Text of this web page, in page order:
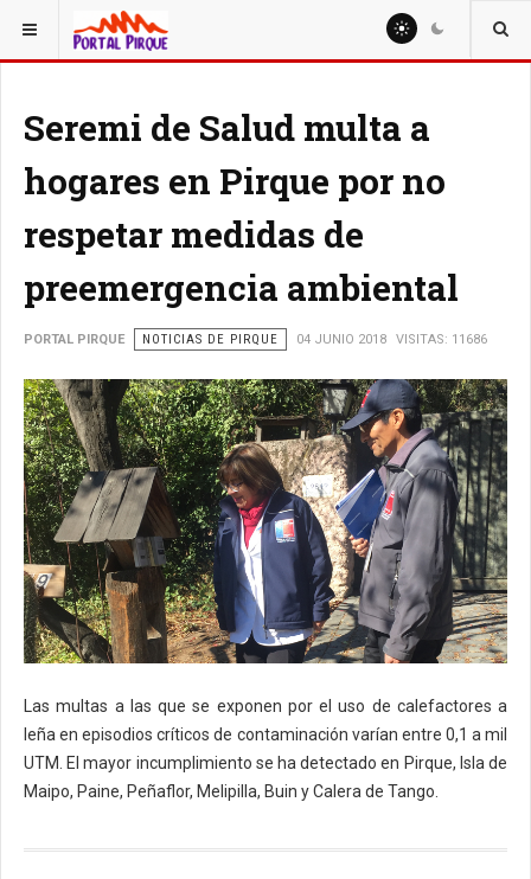
ESTÁ AQUÍ: NOTICIAS
Seremi de Salud multa a
hogares en Pirque por no
respetar medidas de
preemergencia ambiental
PORTAL PIRQUE NOTICIAS DE PIRQUE 04 JUNIO 2018 VISITAS: 11686
Las multas a las que se exponen por el uso de calefactores a
leña en episodios críticos de contaminación varían entre 0,1 a mil
UTM. El mayor incumplimiento se ha detectado en Pirque, Isla de
Maipo, Paine, Peñaflor, Melipilla, Buin y Calera de Tango.